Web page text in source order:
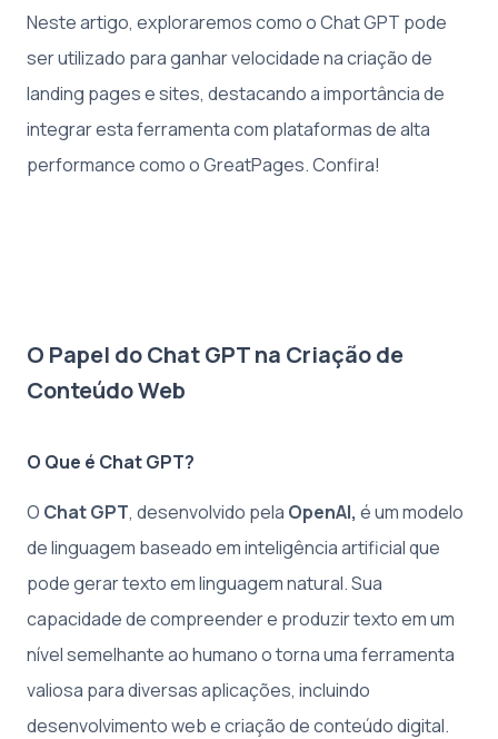
Neste artigo, exploraremos como o Chat GPT pode
ser utilizado para ganhar velocidade na criação de
landing pages e sites, destacando a importância de
integrar esta ferramenta com plataformas de alta
performance como o GreatPages. Confira!
O Papel do Chat GPT na Criação de
Conteúdo Web
O Que é Chat GPT?
O Chat GPT, desenvolvido pela OpenAI, é um modelo
de linguagem baseado em inteligência artificial que
pode gerar texto em linguagem natural. Sua
capacidade de compreender e produzir texto em um
nível semelhante ao humano o torna uma ferramenta
valiosa para diversas aplicações, incluindo
desenvolvimento web e criação de conteúdo digital.